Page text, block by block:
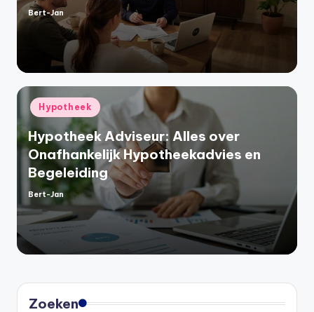
Geplaatst
Bert-Jan
Geplaatst
in
Hypotheek
Hypotheek Adviseur: Alles over
Onafhankelijk Hypotheekadvies en
Begeleiding
Geplaatst
door
Bert-Jan
Zoeken